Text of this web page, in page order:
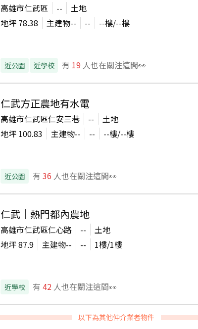
高雄市仁武區 --
土地
地坪 78.38 主建物-- -- --樓/--樓
近公園 近學校 有 19 人也在關注這間👀
仁武方正農地有水電
高雄市仁武區仁安三巷 --
土地
地坪 100.83 主建物-- -- --樓/--樓
近公園 有 36 人也在關注這間👀
仁武｜熱門都內農地
高雄市仁武區仁心路 --
土地
地坪87.9 主建物-- -- 1樓/1樓
近學校 有 42 人也在關注這間👀
以下為其他仲介業者物件